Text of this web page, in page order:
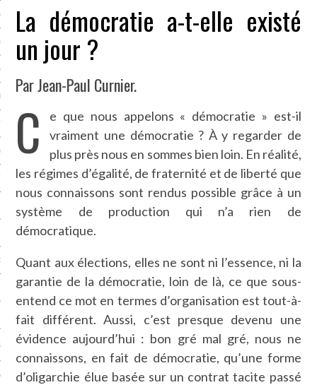
LIBERTÉ
BEAUTÉ
FOLIE
GUERRE
La démocratie a-t-elle existé
un jour ?
Par Jean-Paul Curnier.
C
e que nous appelons « démocratie » est-il
vraiment une démocratie ? À y regarder de
plus près nous en sommes bien loin. En réalité,
les régimes d’égalité, de fraternité et de liberté que
nous connaissons sont rendus possible grâce à un
système de production qui n’a rien de
démocratique.
Quant aux élections, elles ne sont ni l’essence, ni la
garantie de la démocratie, loin de là, ce que sous-
entend ce mot en termes d’organisation est tout-à-
fait différent. Aussi, c’est presque devenu une
évidence aujourd’hui : bon gré mal gré, nous ne
connaissons, en fait de démocratie, qu’une forme
d’oligarchie élue basée sur un contrat tacite passé